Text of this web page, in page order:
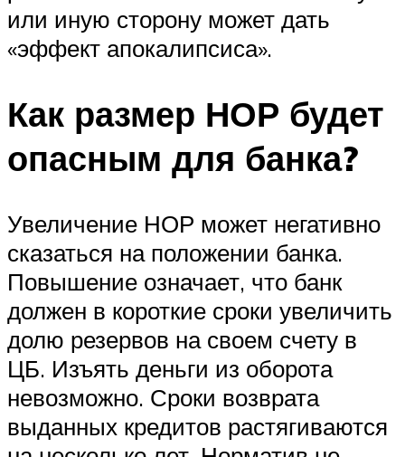
или иную сторону может дать
«эффект апокалипсиса».
Как размер НОР будет
опасным для банка?
Увеличение НОР может негативно
сказаться на положении банка.
Повышение означает, что банк
должен в короткие сроки увеличить
долю резервов на своем счету в
ЦБ. Изъять деньги из оборота
невозможно. Сроки возврата
выданных кредитов растягиваются